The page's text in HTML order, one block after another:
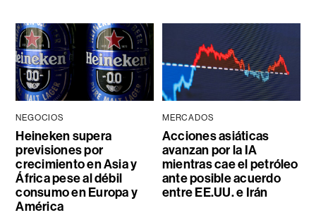
NEGOCIOS
Heineken supera
previsiones por
crecimiento en Asia y
África pese al débil
consumo en Europa y
América
MERCADOS
Acciones asiáticas
avanzan por la IA
mientras cae el petróleo
ante posible acuerdo
entre EE.UU. e Irán